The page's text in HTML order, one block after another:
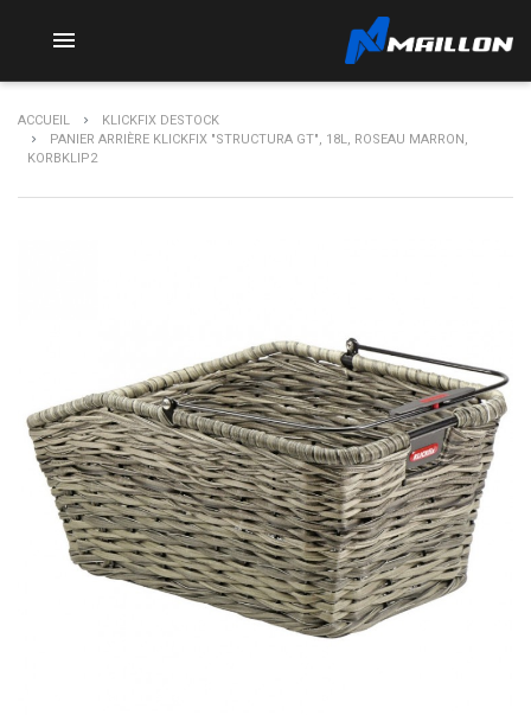

ACCUEIL
KLICKFIX DESTOCK
PANIER ARRIÈRE KLICKFIX "STRUCTURA GT", 18L, ROSEAU MARRON,
KORBKLIP2